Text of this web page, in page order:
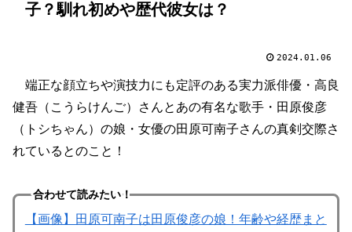
子？馴れ初めや歴代彼女は？
2024.01.06
端正な顔立ちや演技力にも定評のある実力派俳優・高良
健吾（こうらけんご）さんとあの有名な歌手・田原俊彦
（トシちゃん）の娘・女優の田原可南子さんの真剣交際さ
れているとのこと！
合わせて読みたい！
【画像】田原可南子は田原俊彦の娘！年齢や経歴まと